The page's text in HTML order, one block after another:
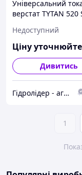
Універсальний
верстат TYTAN 520
Недоступний
Ціну уточнюйте
Дивитись
Гідролідер - агротехніка, промислове та будівельне обладнання
1